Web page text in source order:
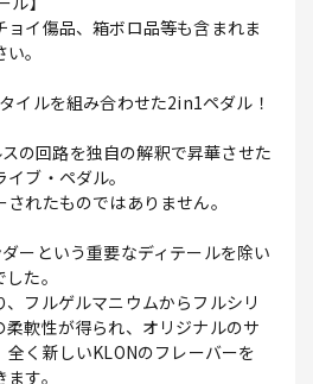
イ傷品、箱ボロ品等も含まれま
。
イルを組み合わせた2in1ペダル！
の回路を独自の解釈で昇華させた
ブ・ペダル。
れたものではありません。
ーという重要なディテールを除い
た。
フルゲルマニウムからフルシリ
軟性が得られ、オリジナルのサ
全く新しいKLONのフレーバーを
す。